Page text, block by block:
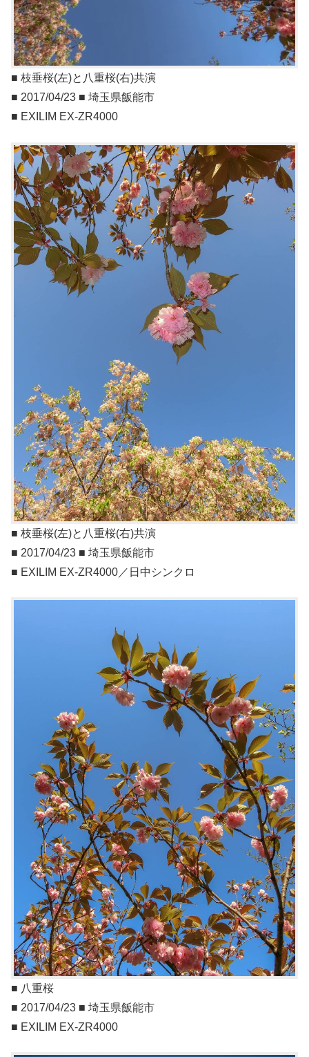
■ 枝垂桜(左)と八重桜(右)共演
■ 2017/04/23 ■ 埼玉県飯能市
■ EXILIM EX-ZR4000
■ 枝垂桜(左)と八重桜(右)共演
■ 2017/04/23 ■ 埼玉県飯能市
■ EXILIM EX-ZR4000／日中シンクロ
■ 八重桜
■ 2017/04/23 ■ 埼玉県飯能市
■ EXILIM EX-ZR4000